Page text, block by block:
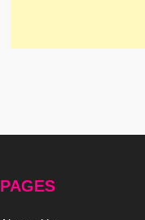
PAGES